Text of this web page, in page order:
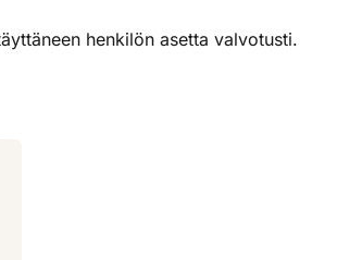
henkilön asetta valvotusti.